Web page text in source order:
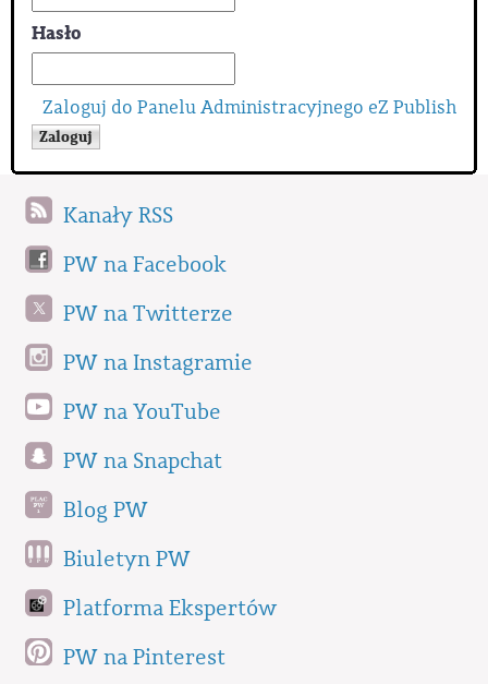
Hasło
Zaloguj do Panelu Administracyjnego eZ Publish
Kanały RSS
PW na Facebook
PW na Twitterze
PW na Instagramie
PW na YouTube
PW na Snapchat
Blog PW
Biuletyn PW
Platforma Ekspertów
PW na Pinterest